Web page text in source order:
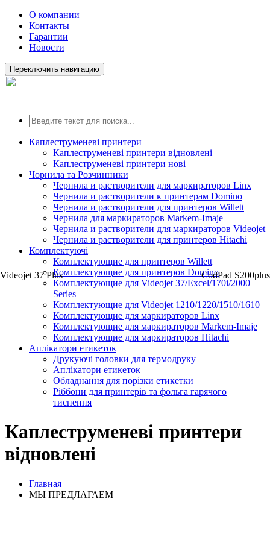
О компании
Контакты
Гарантии
Новости
Переключить навигацию
Каплеструменеві принтери
Каплеструменеві принтери відновлені
Каплеструменеві принтери нові
Чорнила та Розчинники
Чернила и растворители для маркираторов Linx
Чернила и растворители к принтерам Domino
Чернила и растворители для принтеров Willett
Чернила для маркираторов Markem-Imaje
Чернила и растворители для маркираторов Videojet
Чернила и растворители для принтеров Hitachi
Комплектуючі
Комплектующие для принтеров Willett
Комплектующие для принтеров Domino
Комплектующие для Videojet 37/Excel/170i/2000
Series
Комплектующие для Videojet 1210/1220/1510/1610
Комплектующие для маркираторов Linx
Комплектующие для маркираторов Markem-Imaje
Комплектующие для маркираторов Hitachi
Аплікатори етикеток
Друкуючі головки для термодруку
Аплікатори етикеток
Обладнання для порізки етикетки
Ріббони для принтерів та фольга гарячого
тиснення
Каплеструменеві принтери
відновлені
Главная
МЫ ПРЕДЛАГАЕМ
Videojet 37 Plus CodPad S200plus